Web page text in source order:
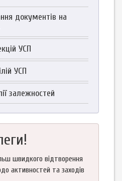
документів на
УСП
УСП
залежностей
швидкого відтворення
активностей та заходів